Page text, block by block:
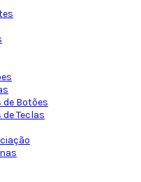
de Botões
Teclas